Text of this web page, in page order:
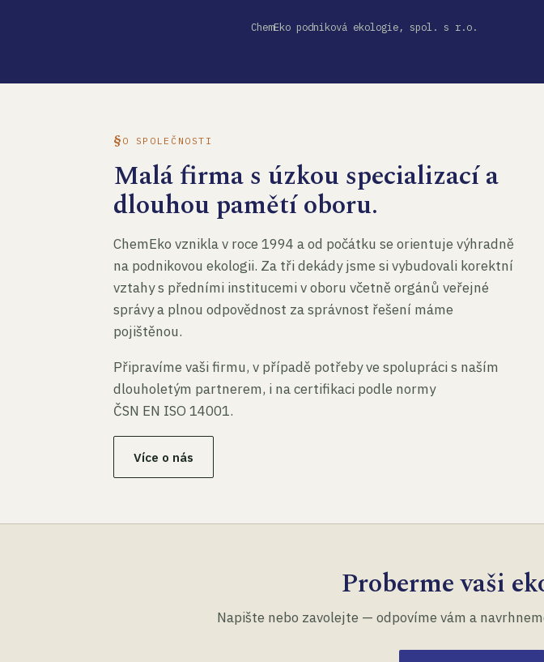
ChemEko podniková ekologie, spol. s r.o.
O SPOLEČNOSTI
Malá firma s úzkou specializací a
dlouhou pamětí oboru.
ChemEko vznikla v roce 1994 a od počátku se orientuje výhradně
na podnikovou ekologii. Za tři dekády jsme si vybudovali korektní
vztahy s předními institucemi v oboru včetně orgánů veřejné
správy a plnou odpovědnost za správnost řešení máme
pojištěnou.
Připravíme vaši firmu, v případě potřeby ve spolupráci s naším
dlouholetým partnerem, i na certifikaci podle normy
ČSN EN ISO 14001.
Více o nás
Proberme vaši
Napište nebo zavolejte — odpovíme vám a